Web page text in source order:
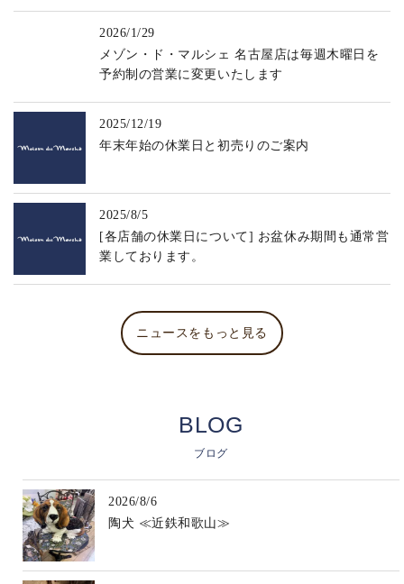
2026/1/29
メゾン・ド・マルシェ 名古屋店は毎週木曜日を
予約制の営業に変更いたします
2025/12/19
年末年始の休業日と初売りのご案内
2025/8/5
[各店舗の休業日について] お盆休み期間も通常営
業しております。
ニュースをもっと見る
BLOG
ブログ
2026/8/6
陶犬 ≪近鉄和歌山≫